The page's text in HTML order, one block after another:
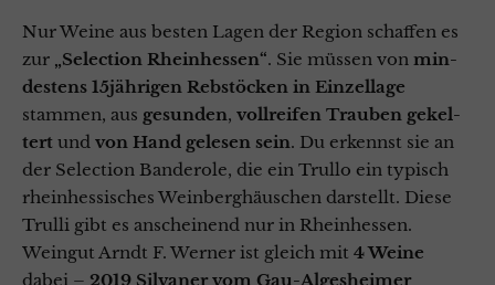
Nur Weine aus besten Lagen der Region schaffen es
zur „Selection Rheinhessen“. Sie müs­sen von min­
des­tens 15jährigen Reb­stö­cken in Einzellage
stammen, aus gesun­den, voll­rei­fen Trau­ben gekel­
tert und von Hand gele­sen sein. Du erkennst sie an
der Selection Banderole, die ein Trullo ein typisch
rheinhessisches Weinberghäuschen darstellt. Diese
Trulli gibt es anscheinend nur in Rheinhessen.
Weingut Arndt F. Werner ist gleich mit 4 Weine
dabei – 2019 Silvaner vom Gau-Algesheimer